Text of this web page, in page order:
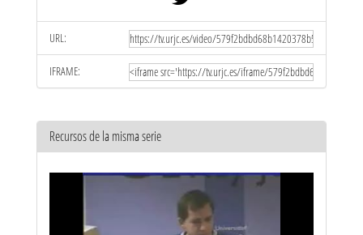
URL:
IFRAME:
Recursos de la misma serie